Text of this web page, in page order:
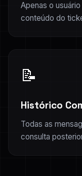
Apenas o
conteúdo do
📝
Histórico
Todas as
consulta